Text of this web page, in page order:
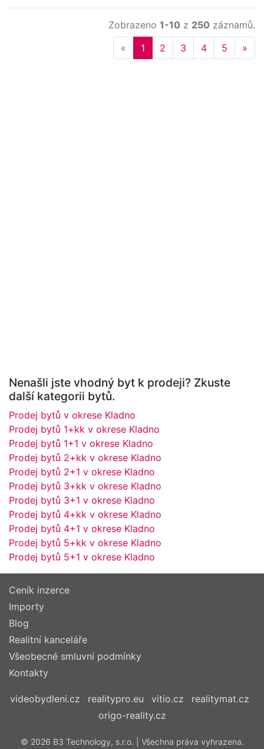
Zobrazeno 1-10 z 250 záznamů.
« Previous
1 2 3 4 5 »
Nenašli jste vhodný byt k prodeji? Zkuste
další kategorii bytů.
Prodej bytů v okrese Kladno
Prodej bytů 1+kk v okrese Kladno
Prodej bytů 1+1 v okrese Kladno
Prodej bytů 2+kk v okrese Kladno
Prodej bytů 2+1 v okrese Kladno
Prodej bytů 3+kk v okrese Kladno
Prodej bytů 3+1 v okrese Kladno
Prodej bytů 4+kk v okrese Kladno
Prodej bytů 4+1 v okrese Kladno
Prodej bytů 5+kk v okrese Kladno
Prodej bytů 5+1 v okrese Kladno
Ceník inzerce
Importy
Blog
Realitní kanceláře
Všeobecné smluvní podmínky
Kontakty
videobydleni.cz realitypro.eu vitio.cz
realitymat.cz
origo-reality.cz
© 2026 B3 Technology, s.r.o. | Všechna práva vyhrazena.